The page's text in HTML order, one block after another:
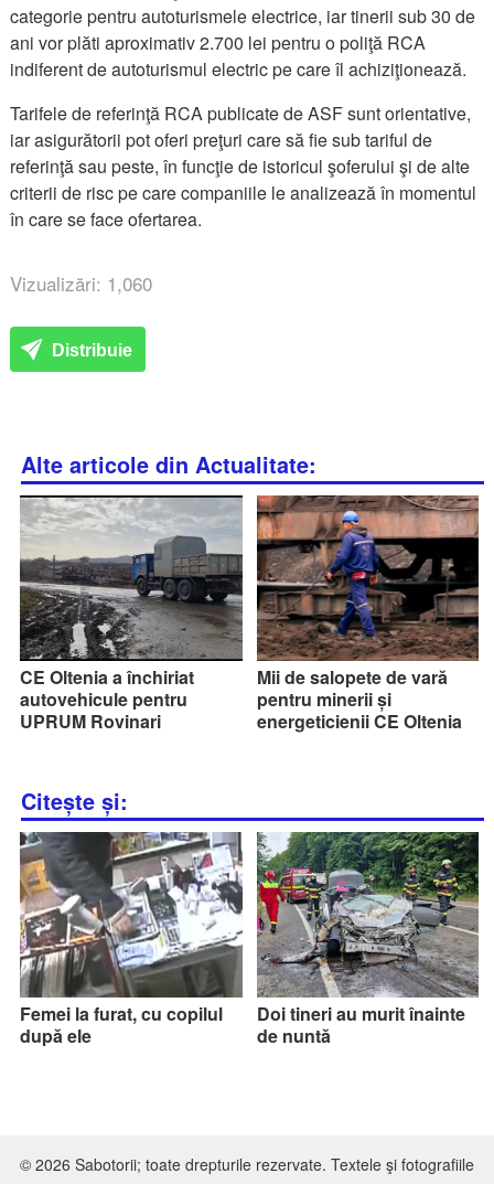
categorie pentru autoturismele electrice, iar tinerii sub 30 de
ani vor plăti aproximativ 2.700 lei pentru o poliţă RCA
indiferent de autoturismul electric pe care îl achiziţionează.
Tarifele de referinţă RCA publicate de ASF sunt orientative,
iar asigurătorii pot oferi preţuri care să fie sub tariful de
referinţă sau peste, în funcţie de istoricul şoferului şi de alte
criterii de risc pe care companiile le analizează în momentul
în care se face ofertarea.
Vizualizări: 1,060
Distribuie
Alte articole din Actualitate:
CE Oltenia a închiriat
autovehicule pentru
UPRUM Rovinari
Mii de salopete de vară
pentru minerii și
energeticienii CE Oltenia
Citește și:
Femei la furat, cu copilul
după ele
Doi tineri au murit înainte
de nuntă
© 2026 Sabotorii; toate drepturile rezervate. Textele şi fotografiile